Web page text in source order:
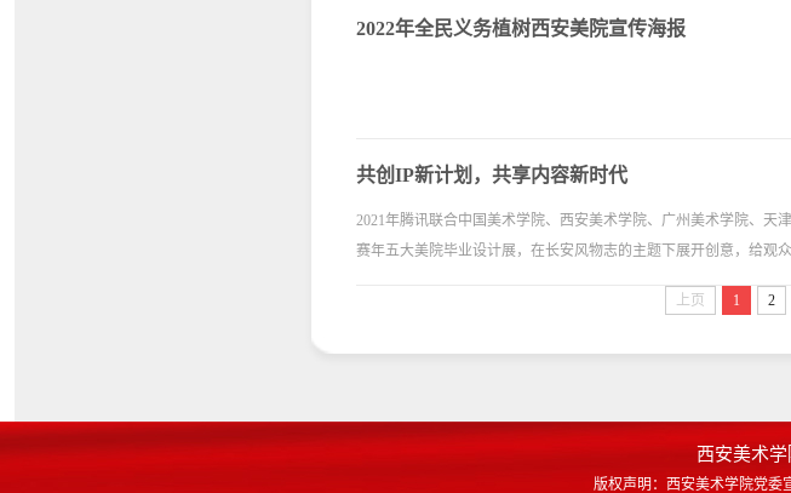
2022年全民义务植树西安美院宣传海报
共创IP新计划，共享内容新时代
2021年腾讯联合中国美术学院、西安美术学院、广州美术学院、天
赛年五大美院毕业设计展，在长安风物志的主题下展开创意，给观
上页 1 2
西安美术
版权声明：西安美术学院党委